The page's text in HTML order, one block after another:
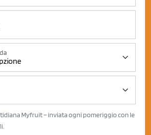
Myfruit – inviata ogni pomeriggio con le